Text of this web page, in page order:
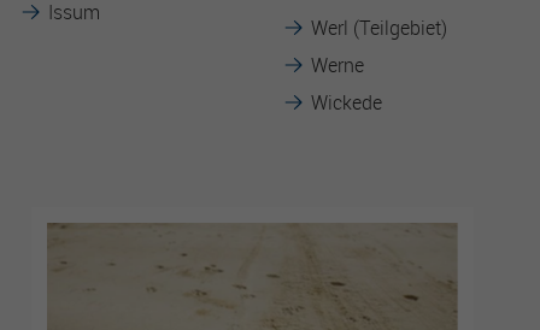
Issum
Werl (Teilgebiet)
Werne
Wickede